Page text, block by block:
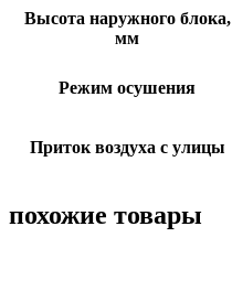
Высота наружного блока,
мм
Режим осушения
Приток воздуха с улицы
похожие товары